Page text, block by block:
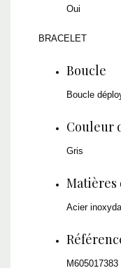
Oui
BRACELET
Boucle
Boucle
Couleur
Gris
Matières
Acier
M605017383